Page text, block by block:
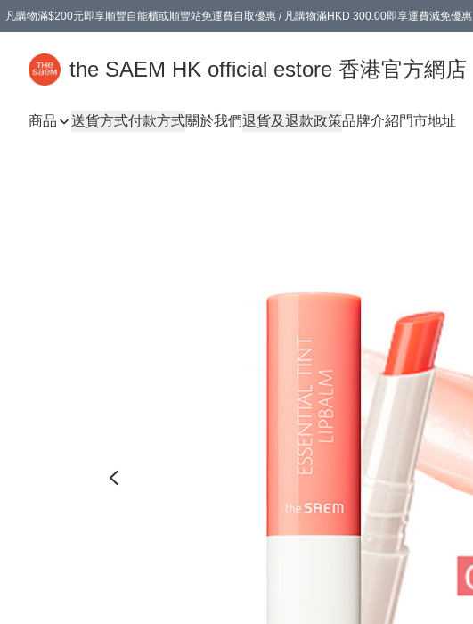
凡購物滿$200元即享順豐自能櫃或順豐站免運費自取優惠 / 凡購物滿HKD 300.00即享運費減免優惠
the SAEM HK official estore 香港官方網店
商品 送貨方式付款方式關於我們退貨及退款政策品牌介紹門市地址